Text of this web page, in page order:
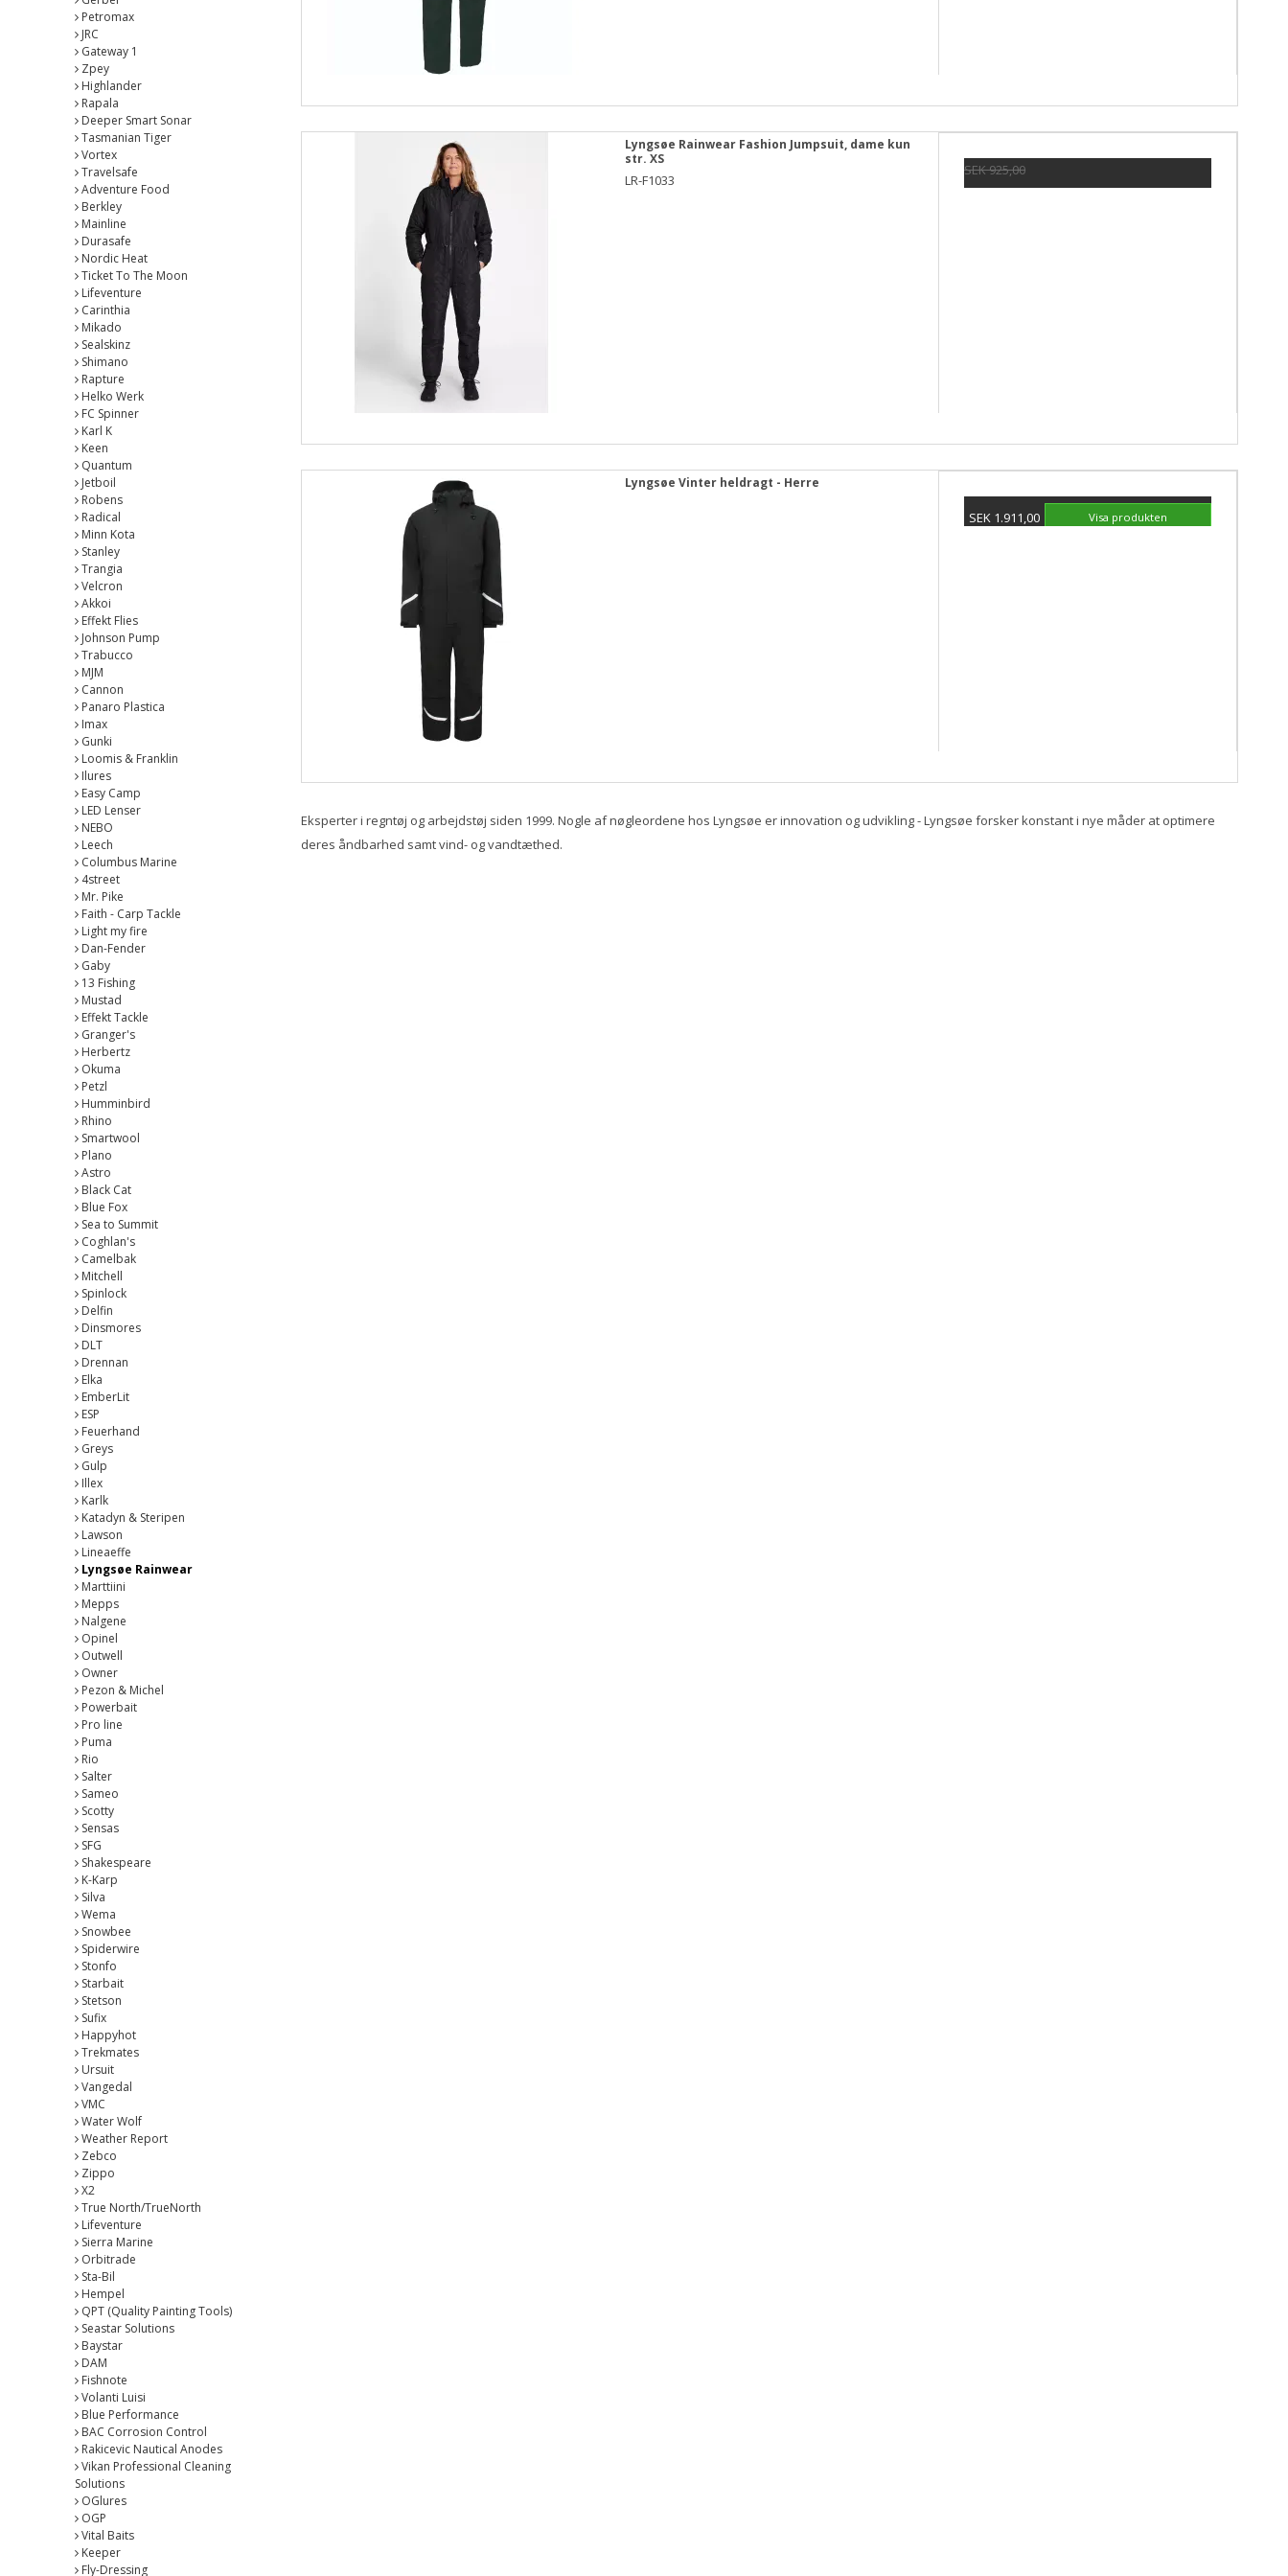
Petromax
JRC
Gateway 1
Zpey
Highlander
Rapala
Deeper Smart Sonar
Tasmanian Tiger
Vortex
Travelsafe
Adventure Food
Berkley
Mainline
Durasafe
Nordic Heat
Ticket To The Moon
Lifeventure
Carinthia
Mikado
Sealskinz
Shimano
Rapture
Helko Werk
FC Spinner
Karl K
Keen
Quantum
Jetboil
Robens
Radical
Minn Kota
Stanley
Trangia
Velcron
Akkoi
Effekt Flies
Johnson Pump
Trabucco
MJM
Cannon
Panaro Plastica
Imax
Gunki
Loomis & Franklin
Ilures
Easy Camp
LED Lenser
NEBO
Leech
Columbus Marine
4street
Mr. Pike
Faith - Carp Tackle
Light my fire
Dan-Fender
Gaby
13 Fishing
Mustad
Effekt Tackle
Granger's
Herbertz
Okuma
Petzl
Humminbird
Rhino
Smartwool
Plano
Astro
Black Cat
Blue Fox
Sea to Summit
Coghlan's
Camelbak
Mitchell
Spinlock
Delfin
Dinsmores
DLT
Drennan
Elka
EmberLit
ESP
Feuerhand
Greys
Gulp
Illex
Karlk
Katadyn & Steripen
Lawson
Lineaeffe
Lyngsøe Rainwear
Marttiini
Mepps
Nalgene
Opinel
Outwell
Owner
Pezon & Michel
Powerbait
Pro line
Puma
Rio
Salter
Sameo
Scotty
Sensas
SFG
Shakespeare
K-Karp
Silva
Wema
Snowbee
Spiderwire
Stonfo
Starbait
Stetson
Sufix
Happyhot
Trekmates
Ursuit
Vangedal
VMC
Water Wolf
Weather Report
Zebco
Zippo
X2
True North/TrueNorth
Lifeventure
Sierra Marine
Orbitrade
Sta-Bil
Hempel
QPT (Quality Painting Tools)
Seastar Solutions
Baystar
DAM
Fishnote
Volanti Luisi
Blue Performance
BAC Corrosion Control
Rakicevic Nautical Anodes
Vikan Professional Cleaning
Solutions
OGlures
OGP
Vital Baits
Keeper
Fly-Dressing
Lyngsøe Rainwear Fashion Jumpsuit, dame kun
str. XS
LR-F1033
SEK 925,00
Lyngsøe Vinter heldragt - Herre
SEK 1.911,00 Visa produkten
Eksperter i regntøj og arbejdstøj siden 1999. Nogle af nøgleordene hos Lyngsøe er innovation og udvikling - Lyngsøe forsker konstant i nye måder at optimere
deres åndbarhed samt vind- og vandtæthed.